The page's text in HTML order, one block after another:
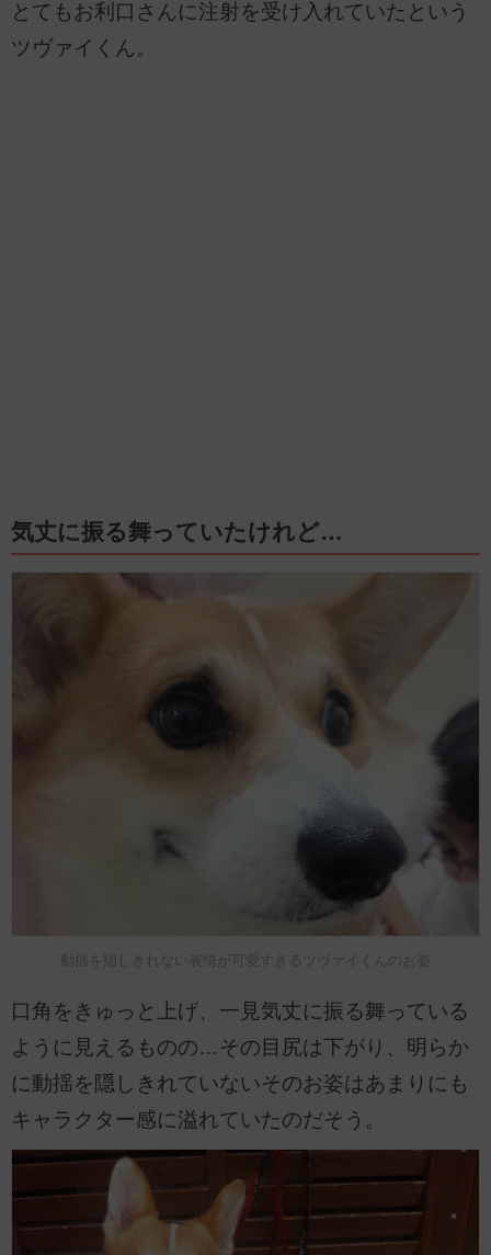
とてもお利口さんに注射を受け入れていたという
ツヴァイくん。
気丈に振る舞っていたけれど…
動揺を隠しきれない表情が可愛すぎるツヴァイくんのお姿
口角をきゅっと上げ、一見気丈に振る舞っている
ように見えるものの…その目尻は下がり、明らか
に動揺を隠しきれていないそのお姿はあまりにも
キャラクター感に溢れていたのだそう。